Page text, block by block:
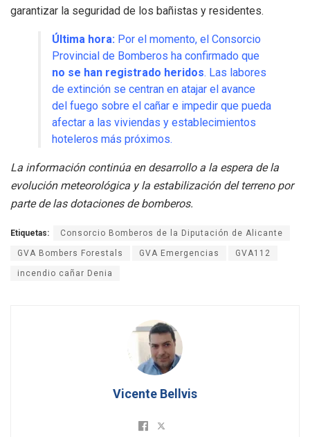
garantizar la seguridad de los bañistas y residentes.
Última hora: Por el momento, el Consorcio
Provincial de Bomberos ha confirmado que
no se han registrado heridos. Las labores
de extinción se centran en atajar el avance
del fuego sobre el cañar e impedir que pueda
afectar a las viviendas y establecimientos
hoteleros más próximos.
La información continúa en desarrollo a la espera de la
evolución meteorológica y la estabilización del terreno por
parte de las dotaciones de bomberos.
Etiquetas: Consorcio Bomberos de la Diputación de Alicante
GVA Bombers Forestals GVA Emergencias GVA112
incendio cañar Denia
Vicente Bellvis